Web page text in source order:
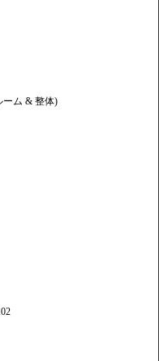
ーム & 整体)